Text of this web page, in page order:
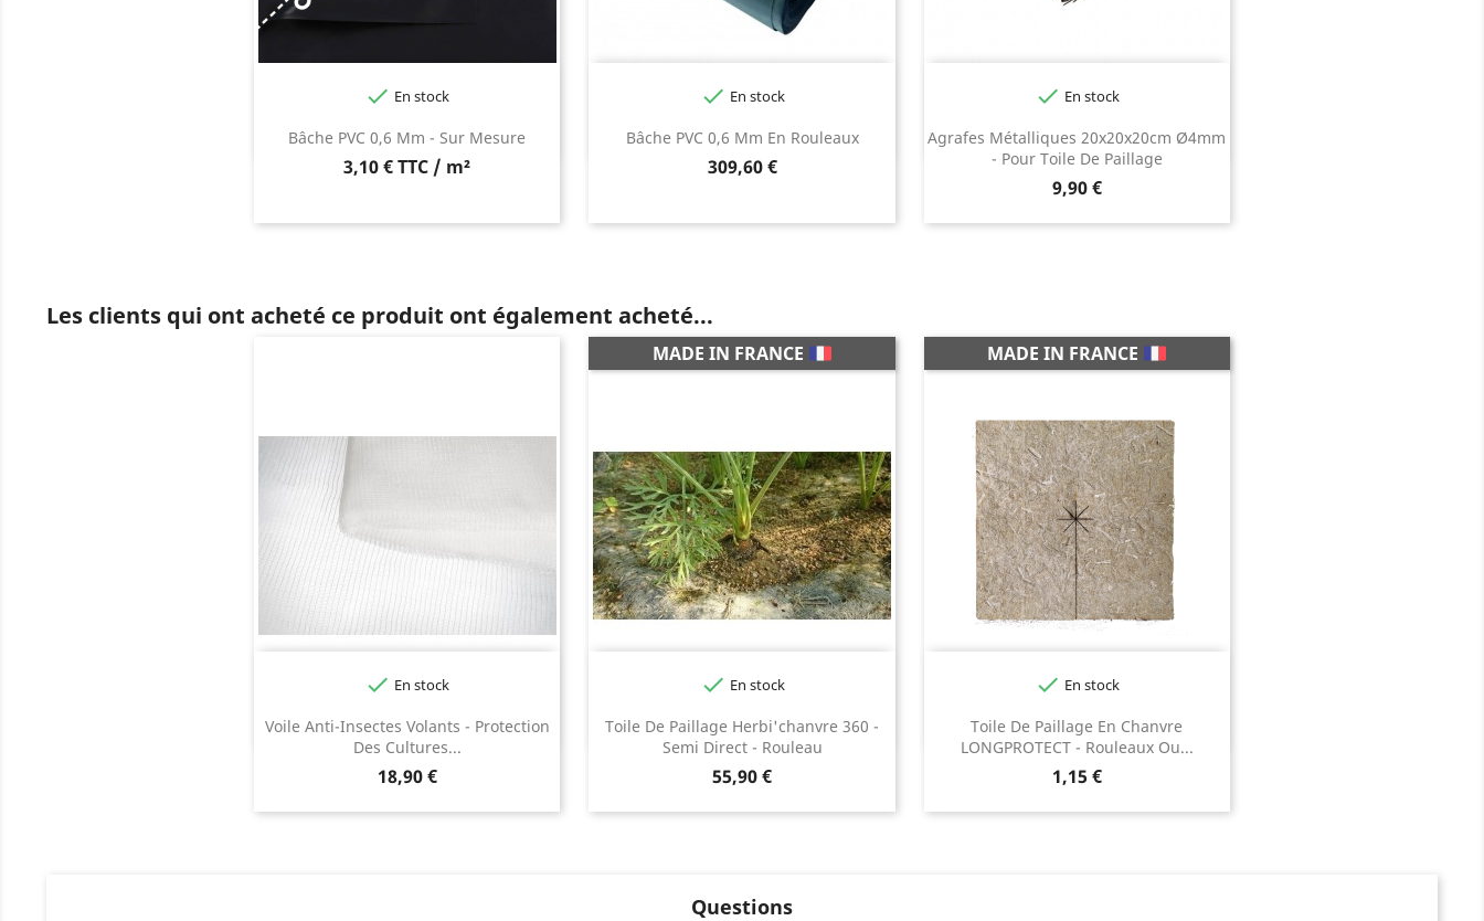
Bâche PVC 0,6 Mm - Sur Mesure
3,10 € TTC / m²
 En stock
Bâche PVC 0,6 Mm En Rouleaux
Prix
309,60 €
 En stock
Agrafes Métalliques 20x20x20cm Ø4mm
- Pour Toile De Paillage
Prix
9,90 €
 En stock
Les clients qui ont acheté ce produit ont également acheté...
Voile Anti-Insectes Volants - Protection
Des Cultures...
Prix
18,90 €
 En stock
Toile De Paillage Herbi'chanvre 360 -
Semi Direct - Rouleau
Prix
55,90 €
MADE IN FRANCE
 En stock
Toile De Paillage En Chanvre
LONGPROTECT - Rouleaux Ou...
Prix
1,15 €
MADE IN FRANCE
 En stock
Questions